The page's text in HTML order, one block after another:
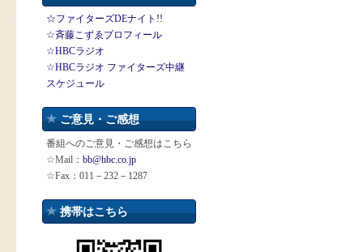
☆ファイターズDEナイト!!
☆斉藤こずゑプロフィール
☆HBCラジオ
☆HBCラジオ ファイターズ中継
スケジュール
ご意見・ご感想
番組へのご意見・ご感想はこちら
☆Mail： bb@hbc.co.jp
☆Fax：011－232－1287
携帯はこちら